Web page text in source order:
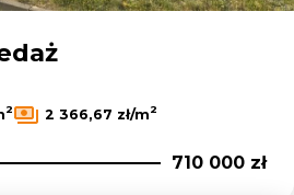
2 2 366,67 zł/m2
710 000 zł